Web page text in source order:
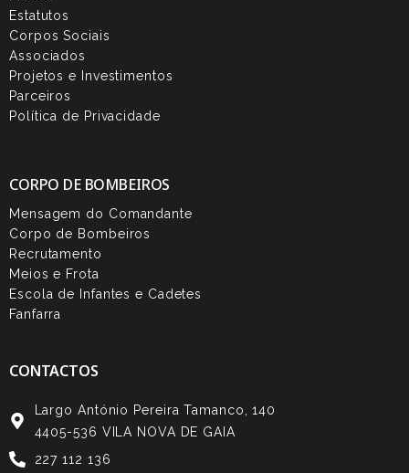
Estatutos
Corpos Sociais
Associados
Projetos e Investimentos
Parceiros
Política de Privacidade
CORPO DE BOMBEIROS
Mensagem do Comandante
Corpo de Bombeiros
Recrutamento
Meios e Frota
Escola de Infantes e Cadetes
Fanfarra
CONTACTOS
Largo António Pereira Tamanco, 140
4405-536 VILA NOVA DE GAIA
227 112 136